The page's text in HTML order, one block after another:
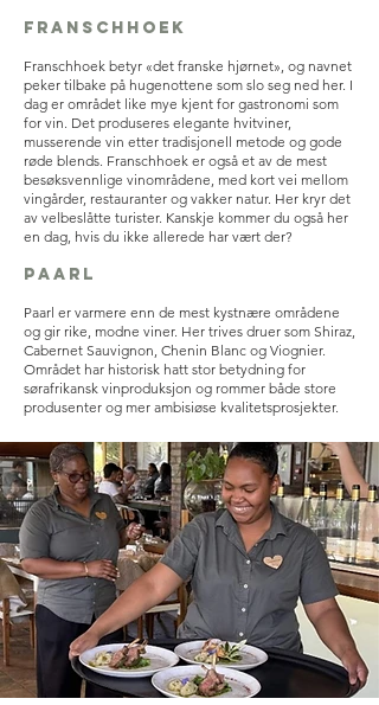
Franschhoek
Franschhoek betyr «det franske hjørnet», og navnet
peker tilbake på hugenottene som slo seg ned her. I
dag er området like mye kjent for gastronomi som
for vin. Det produseres elegante hvitviner,
musserende vin etter tradisjonell metode og gode
røde blends. Franschhoek er også et av de mest
besøksvennlige vinområdene, med kort vei mellom
vingårder, restauranter og vakker natur. Her kryr det
av velbeslåtte turister. Kanskje kommer du også her
en dag, hvis du ikke allerede har vært der?
Paarl
Paarl er varmere enn de mest kystnære områdene
og gir rike, modne viner. Her trives druer som Shiraz,
Cabernet Sauvignon, Chenin Blanc og Viognier.
Området har historisk hatt stor betydning for
sørafrikansk vinproduksjon og rommer både store
produsenter og mer ambisiøse kvalitetsprosjekter.